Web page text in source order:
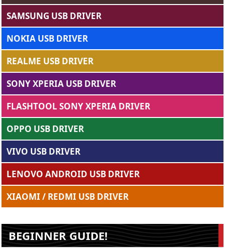
SAMSUNG USB DRIVER
NOKIA USB DRIVER
REALME USB DRIVER
SONY XPERIA USB DRIVER
FLASHTOOL SONY XPERIA DRIVER
OPPO USB DRIVER
VIVO USB DRIVER
LENOVO ANDROID USB DRIVER
XIAOMI / REDMI USB DRIVER
BEGINNER GUIDE!